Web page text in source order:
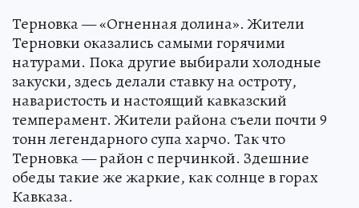
Терновка — «Огненная долина». Жители
Терновки оказались самыми горячими
натурами. Пока другие выбирали холодные
закуски, здесь делали ставку на остроту,
наваристость и настоящий кавказский
темперамент. Жители района съели почти 9
тонн легендарного супа харчо. Так что
Терновка — район с перчинкой. Здешние
обеды такие же жаркие, как солнце в горах
Кавказа.